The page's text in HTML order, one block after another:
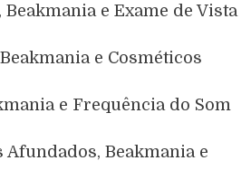
e Exame de Vista
e Cosméticos
e Frequência do Som
Afundados, Beakmania e